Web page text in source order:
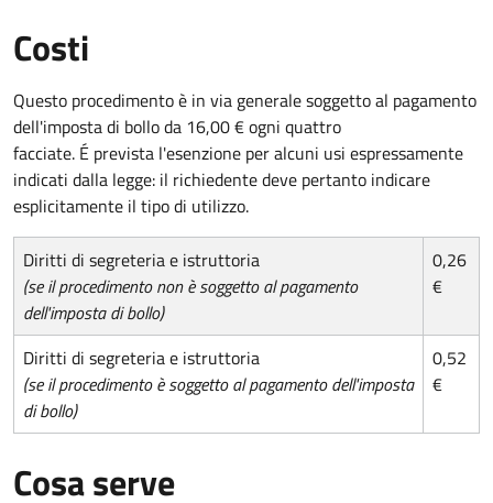
Costi
Questo procedimento è in via generale soggetto al pagamento
dell'imposta di bollo da 16,00 € ogni quattro
facciate. É prevista l'esenzione per alcuni usi espressamente
indicati dalla legge: il richiedente deve pertanto indicare
esplicitamente il tipo di utilizzo.
Diritti di segreteria e istruttoria
(se il procedimento non è soggetto al pagamento
dell'imposta di bollo)
0,26
€
Diritti di segreteria e istruttoria
(se il procedimento è soggetto al pagamento dell'imposta
di bollo)
0,52
€
Cosa serve